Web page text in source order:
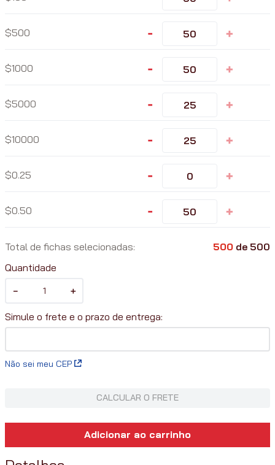
500 - +
1000 - +
5000 - +
10000 - +
0.25 - +
0.50 - +
Total de fichas selecionadas: 500 de 500
Quantidade
＋
－
Não sei meu CEP
CALCULAR O FRETE
Adicionar ao carrinho